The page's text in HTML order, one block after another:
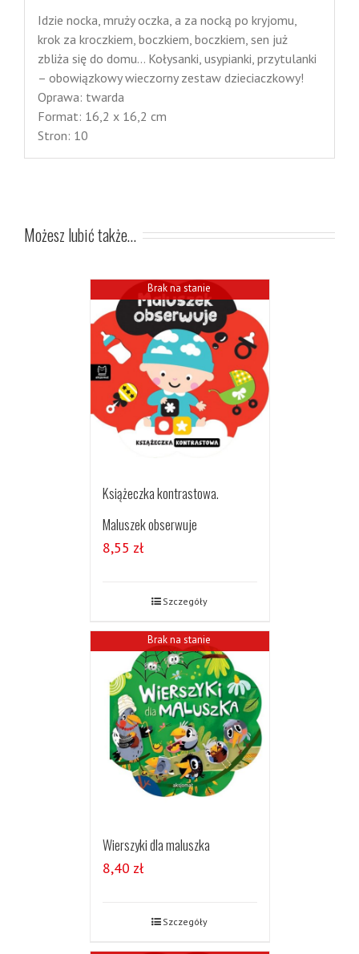
Idzie nocka, mruży oczka, a za nocką po kryjomu,
krok za kroczkiem, boczkiem, boczkiem, sen już
zbliża się do domu… Kołysanki, usypianki, przytulanki
– obowiązkowy wieczorny zestaw dzieciaczkowy!
Oprawa: twarda
Format: 16,2 x 16,2 cm
Stron: 10
Możesz lubić także…
Brak na stanie
Książeczka kontrastowa.
Maluszek obserwuje
8,55 zł
Szczegóły
Brak na stanie
Wierszyki dla maluszka
8,40 zł
Szczegóły